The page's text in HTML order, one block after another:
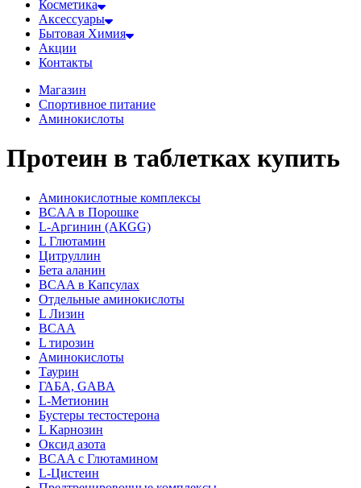
Косметика
Аксессуары
Бытовая Химия
Акции
Контакты
Магазин
Спортивное питание
Аминокислоты
Протеин в таблетках купить
Аминокислотные комплексы
BCAA в Порошке
L-Аргинин (АКGG)
L Глютамин
Цитруллин
Бета аланин
BCAA в Капсулах
Отдельные аминокислоты
L Лизин
BCAA
L тирозин
Аминокислоты
Таурин
ГАБА, GABA
L-Метионин
Бустеры тестостерона
L Карнозин
Оксид азота
BCAA с Глютамином
L-Цистеин